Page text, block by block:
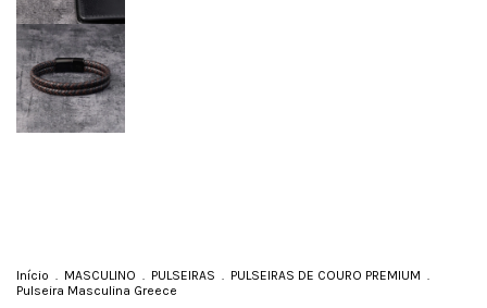
Início . MASCULINO . PULSEIRAS . PULSEIRAS DE COURO PREMIUM .
Pulseira Masculina Greece